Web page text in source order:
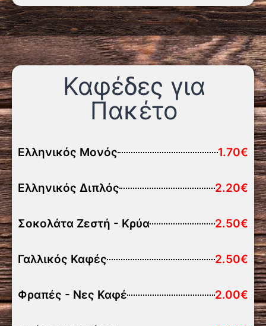
Καφέδες για
Πακέτο
Ελληνικός Μονός 1.70€
Ελληνικός Διπλός 2.20€
Σοκολάτα Ζεστή - Κρύα 2.50€
Γαλλικός Καφές 2.50€
Φραπές - Νες Καφέ 2.00€